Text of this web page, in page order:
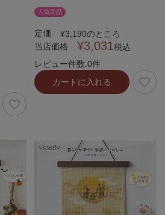
人気商品
定価 ¥3,190のところ
当店価格
¥3,031税込
レビュー件数:0件
カートに入れる